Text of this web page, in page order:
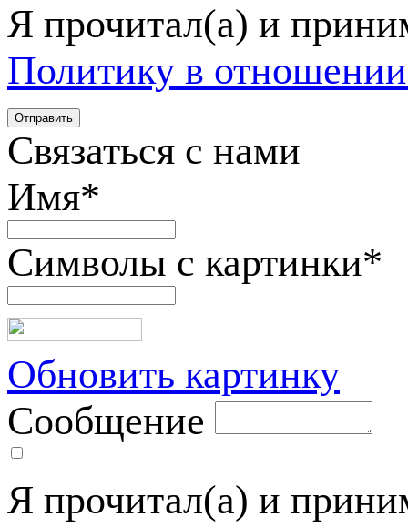
Я прочитал(а) и
Политику в
Связаться с нами
Имя*
Символы с картинки*
Обновить картинку
Сообщение
Я прочитал(а) и